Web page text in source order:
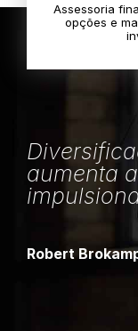
Assessoria
opções e
aumenta
Robert